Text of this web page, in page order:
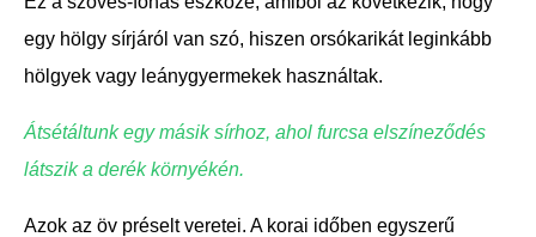
egy hölgy sírjáról van szó, hiszen orsókarikát leginkább
hölgyek vagy leánygyermekek használtak.
Átsétáltunk egy másik sírhoz, ahol furcsa elszíneződés
látszik a derék környékén.
Azok az öv préselt veretei. A korai időben egyszerű